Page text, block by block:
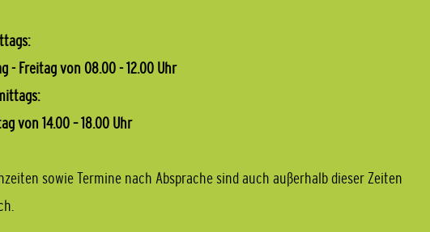
- Freitag von 08.00 - 12.00 Uhr
von 14.00 – 18.00 Uhr
sowie Termine nach Absprache sind auch außerhalb dieser Zeiten